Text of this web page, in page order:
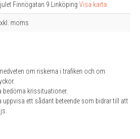
Finnögatan 9 Linköping Visa karta
moms
om riskerna i trafiken och om
bedöma krissituationer.
uppvisa ett sådant beteende som bidrar till att